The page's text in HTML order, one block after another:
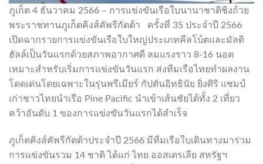
ภูเก็ต 4 ธันวาคม 2566 – การแข่งขันเรือใบนานาชาติชิงถ้วย
พระราชทานภูเก็ตคิงส์คัพรีกัตต้า ครั้งที่ 35 ประจำปี 2566
เปิดฉากรายการแข่งขันเรือใบใหญ่ประเภทคีลโบ้ตและมัลติ
ฮัลล์เป็นวันแรกด้วยสภาพอากาศดี ลมแรงราว 8-16 นอต
เหมาะสำหรับเริ่มการแข่งขันวันแรก ส่งทีมเรือไทยทำผลงาน
โดดเด่นโดยเฉพาะในรุ่นพรีเมียร์ กัปตันอิทธินัย ยิ่งศิริ แชมป์
เก่าชาวไทยนำเรือ Pine Pacific นำเข้าเส้นชัยได้ทั้ง 2 เที่ยว
คว้าอันดับ 1 ของการแข่งขันวันแรกได้สำเร็จ
ภูเก็ตคิงส์คัพรีกัตต้าประจำปี 2566 มีทีมเรือใบเดินทางมาร่วม
การแข่งขันรวม 14 ชาติ ได้แก่ ไทย ออสเตรเลีย สหรัฐฯ